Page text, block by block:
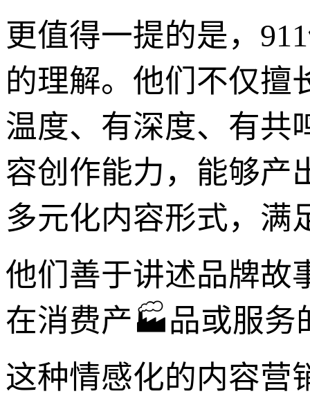
更值得一提的是，
的理解。他们不仅擅
温度、有深度、有共
容创作能力，能够产
多元化内容形式，满
他们善于讲述品牌故
在消费产🏭品或服务
这种情感化的内容营